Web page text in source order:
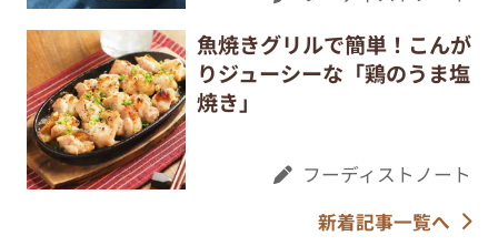
魚焼きグリルで簡単！こんが
りジューシーな「鶏のうま塩
焼き」
フーディストノート
新着記事一覧へ